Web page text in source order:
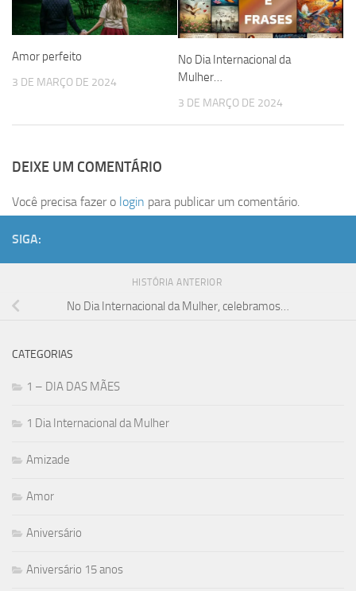
Amor perfeito
3 DE MARÇO DE 2024
No Dia Internacional da
Mulher…
3 DE MARÇO DE 2024
DEIXE UM COMENTÁRIO
Você precisa fazer o login para publicar um comentário.
SIGA:
HISTÓRIA ANTERIOR
No Dia Internacional da Mulher, celebramos…
CATEGORIAS
1 – DIA DAS MÃES
1 Dia Internacional da Mulher
Amizade
Amor
Aniversário
Aniversário 15 anos